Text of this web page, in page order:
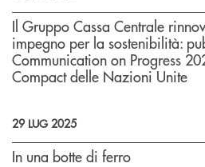
Il Gruppo Cassa Centrale
impegno per la sostenibilità:
Communication on Progress
Compact delle Nazioni Unite
29 LUG 2025
In una botte di ferro